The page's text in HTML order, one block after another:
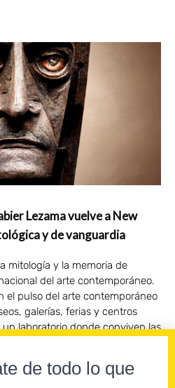
Lezama vuelve a New
y de vanguardia
mitología y la memoria de
del arte contemporáneo.
el pulso del arte contemporáneo
galerías, ferias y centros
laboratorio donde conviven las
con los artistas llamados a
Conseguir visibilidad en
Por ello, la presencia
de todo lo que